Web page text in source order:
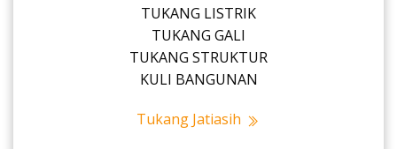
TUKANG LISTRIK
TUKANG GALI
TUKANG STRUKTUR
KULI BANGUNAN
Tukang Jatiasih